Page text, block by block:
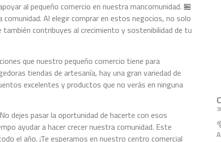
al pequeño comercio en nuestra mancomunidad. 🏪
Al elegir comprar en estos negocios, no solo
contribuyes al crecimiento y sostenibilidad de tu
que nuestro pequeño comercio tiene para
tiendas de artesanía, hay una gran variedad de
excelentes y productos que no verás en ninguna
dejes pasar la oportunidad de hacerte con esos
ayudar a hacer crecer nuestra comunidad. Este
el año. ¡Te esperamos en nuestro centro comercial